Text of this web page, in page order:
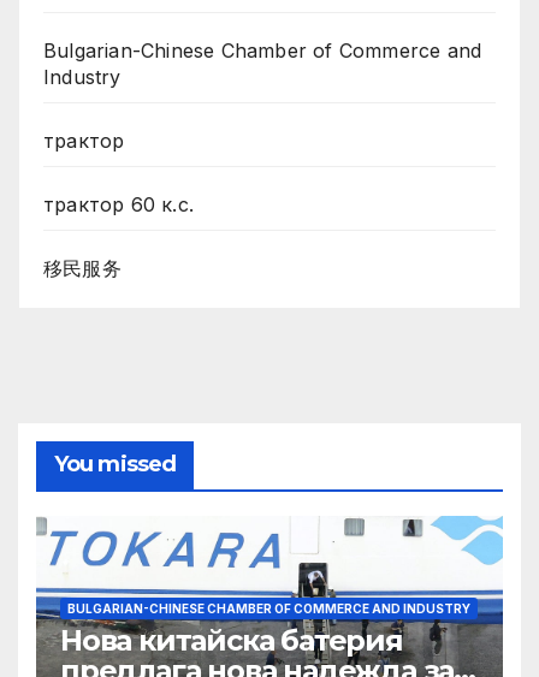
Bulgarian-Chinese Chamber of Commerce and
Industry
трактор
трактор 60 к.с.
移民服务
You missed
BULGARIAN-CHINESE CHAMBER OF COMMERCE AND INDUSTRY
Нова китайска батерия